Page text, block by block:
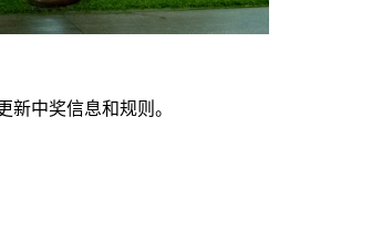
中奖信息和规则。